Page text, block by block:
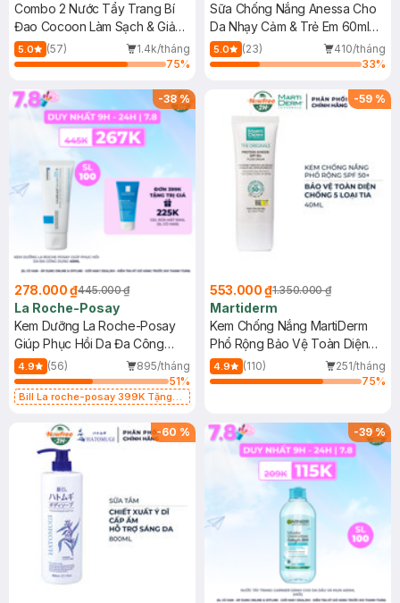
Combo 2 Nước Tẩy Trang Bí
Đao Cocoon Làm Sạch & Giảm
Dầu 500ml
5.0 (57)
1.4k/tháng
75%
Sữa Chống Nắng Anessa Cho
Da Nhạy Cảm & Trẻ Em 60ml
(Mới)
5.0 (23)
410/tháng
33%
-38%
278.000 ₫445.000 ₫
La Roche-Posay
Kem Dưỡng La Roche-Posay
Giúp Phục Hồi Da Đa Công
Dụng 40ml
4.9 (56)
895/tháng
51%
Bill La roche-posay 399K Tặng
(SL có hạn)
-59 %
553.000 ₫1.350.000 ₫
Martiderm
Kem Chống Nắng MartiDerm
Phổ Rộng Bảo Vệ Toàn Diện
40ml
4.9 (110)
251/tháng
75%
-60 % -39%